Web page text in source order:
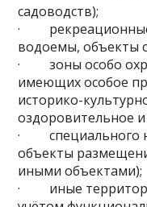
садоводств);
· рекреационные
водоемы, объекты
· зоны особо
имеющих особое
историко-
оздоровительное
· специального
объекты
иными объектами);
· иные